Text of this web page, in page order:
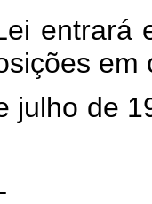
entrará
em
julho de